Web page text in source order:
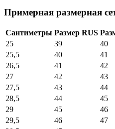
Примерная размерная
Сантиметры Размер RUS
25
39
40
25,5
40
41
26,5
41
42
27
42
43
27,5
43
44
28,5
44
45
29
45
46
29,5
46
47